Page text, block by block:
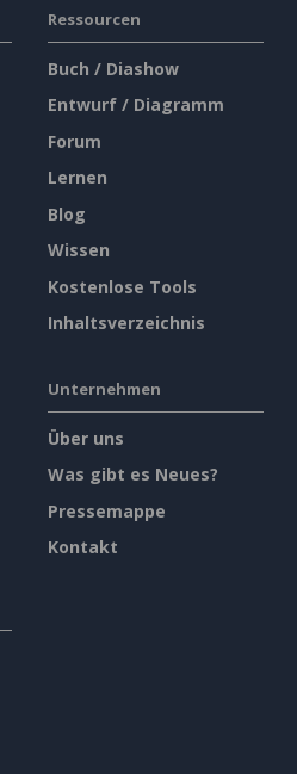
Ressourcen
Buch / Diashow
Entwurf / Diagramm
Forum
Lernen
Blog
Wissen
Kostenlose Tools
Inhaltsverzeichnis
Unternehmen
Über uns
Was gibt es Neues?
Pressemappe
Kontakt